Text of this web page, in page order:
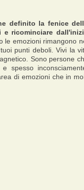
definito la fenice
e ricominciare
le emozioni rimangono
punti deboli. Vivi la
Sono persone
spesso
di emozioni che in